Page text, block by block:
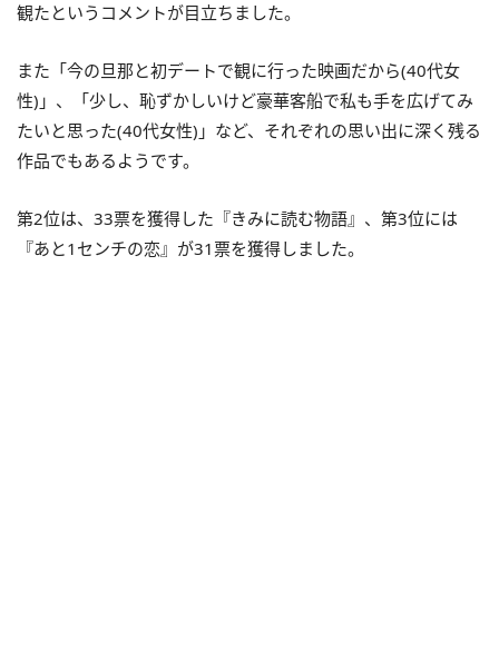
観たというコメントが目立ちました。
また「今の旦那と初デートで観に行った映画だから(40代女
性)」、「少し、恥ずかしいけど豪華客船で私も手を広げてみ
たいと思った(40代女性)」など、それぞれの思い出に深く残る
作品でもあるようです。
第2位は、33票を獲得した『きみに読む物語』、第3位には
『あと1センチの恋』が31票を獲得しました。